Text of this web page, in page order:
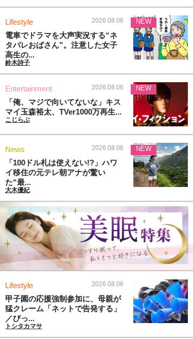
Lifestyle 2026.08.06
電車でドラマを大声実況する“ネ
タバレおばさん”。注意した女子
高生の...
鈴木詩子
NEW
Entertainment 2026.08.06
「俺、マジで向いてないな」キス
マイ玉森裕太、TVer1000万再生...
こじらぶ
NEW
News 2026.08.06
「100ドル札は使えない!?」ハワ
イ移住の元テレ朝アナが驚い
た“最...
大木優紀
NEW
Lifestyle 2026.08.06
甲子園の応援強制参加に、母親が
猛クレーム「ネットで告発する」
／びっ...
トシタカマサ